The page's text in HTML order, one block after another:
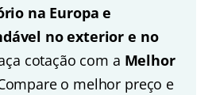
na Europa e
no exterior e no
cotação com a Melhor
o melhor preço e